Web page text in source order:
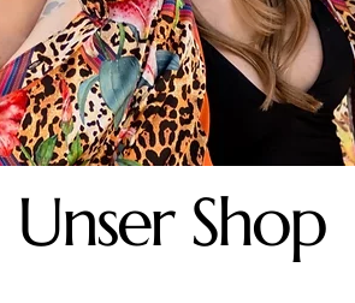
Unser Shop